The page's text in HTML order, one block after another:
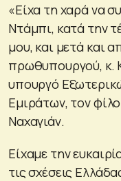
«Είχα τη χαρά να
Ντάμπι, κατά την
μου, και μετά και
πρωθυπουργού, κ.
υπουργό
Εμιράτων, τον
Ναχαγιάν.
Είχαμε την
τις σχέσεις